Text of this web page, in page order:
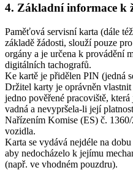
4. Základní informace k
Paměťová servisní karta (dále
základě žádosti, slouží pouze
orgány a je určena k provádění
digitálních tachografů.
Ke kartě je přidělen PIN (jedná
Držitel karty je oprávněn
jedno pověřené pracoviště,
vadná a nevypršela-li její
Nařízením Komise (ES) č.
vozidla.
Karta se vydává nejdéle na
aby nedocházelo k jejímu
(např. ve vhodném pouzdru).